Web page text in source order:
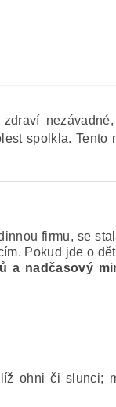
spolkla. Tento
firmu, se
Pokud jde o
a nadčasový
ohni či slunci;